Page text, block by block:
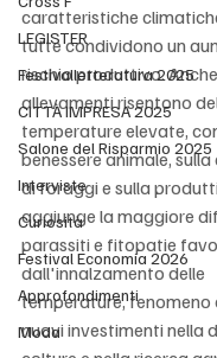
LEGISTER
Festivalletteratura 2025
CITTÀ IMPRESA 2025
Salone del Risparmio 2025
Interviste
Curiosità
Festival Economia 2026
Approfondimenti
Moda
caratteristiche
tutte condividono un
rischio produttivo.
allevamenti risentono
temperature elevate,
benessere animale,
di foraggi e sulla
aggiunge la maggiore
parassiti e fitopatie
dall'innalzamento delle
temperature, fenomeno
nuovi investimenti nella